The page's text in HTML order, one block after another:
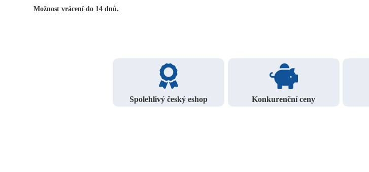
Možnost vrácení do 14 dnů.
Spolehlivý český eshop Konkurenční ceny